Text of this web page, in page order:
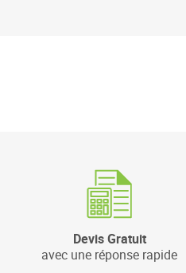
Devis Gratuit
avec une réponse rapide